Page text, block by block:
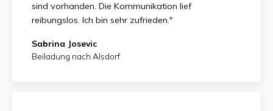
sind vorhanden. Die Kommunikation lief
reibungslos. Ich bin sehr zufrieden."
Sabrina Josevic
Beiladung nach Alsdorf